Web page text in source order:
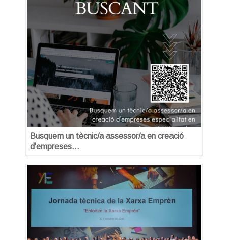
Busquem un tècnic/a assessor/a en creació
d'empreses…